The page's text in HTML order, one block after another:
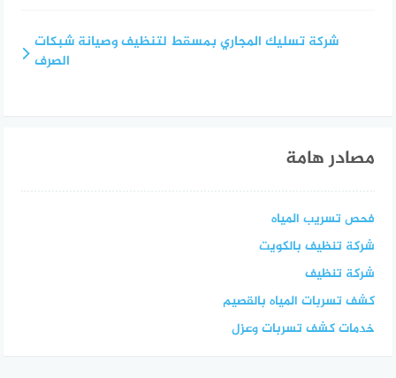
شركة تسليك المجاري بمسقط لتنظيف وصيانة شبكات
الصرف
مصادر هامة
فحص تسريب المياه
شركة تنظيف بالكويت
شركة تنظيف
كشف تسربات المياه بالقصيم
خدمات كشف تسربات وعزل